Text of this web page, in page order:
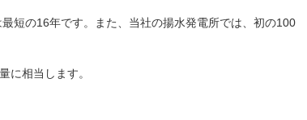
短の16年です。また、当社の揚水発電所では、初の100
に相当します。